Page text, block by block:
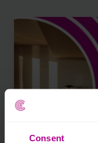
Consent